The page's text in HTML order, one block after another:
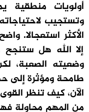
أولويات منطقية
وتستجيب لاحتياجاته
الأكثر استعجالا.
إلا الله هل
وضعيته الصعبة،
طامحة ومؤثرة إلى
الآن، كيف تنظر
من المهم محاولة